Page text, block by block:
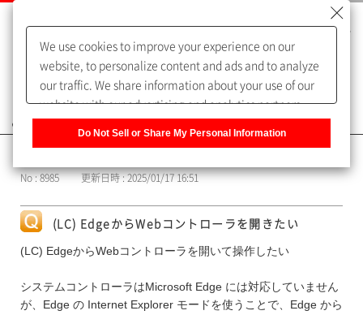
よくあるご質問（FAQ）
No : 8985 更新日時 : 2025/01/17 16:51
(LC) EdgeからWebコントローラを開きたい
(LC) EdgeからWebコントローラを開いて操作したい
システムコントローラはMicrosoft Edge には対応していません
が、Edge の Internet Explorer モードを使うことで、Edge から
We use cookies to improve your experience on our
website, to personalize content and ads and to analyze
our traffic. We share information about your use of our
website with our advertising and analytics partners,
of our sharing information about you with our partners.
Information] to customize your cookie settings on our
Do Not Sell or Share My Personal Information